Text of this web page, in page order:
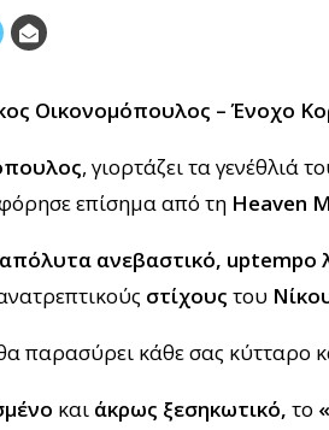
Οικονομόπουλος – Ένοχο
, γιορτάζει τα γενέθλιά
επίσημα από τη Heaven
απόλυτα ανεβαστικό, uptempo
στίχους του
παρασύρει κάθε σας κύτταρο
και άκρως ξεσηκωτικό, το